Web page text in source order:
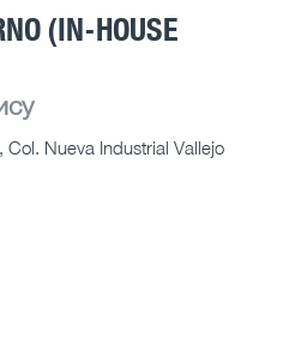
(IN-HOUSE
Col. Nueva Industrial Vallejo